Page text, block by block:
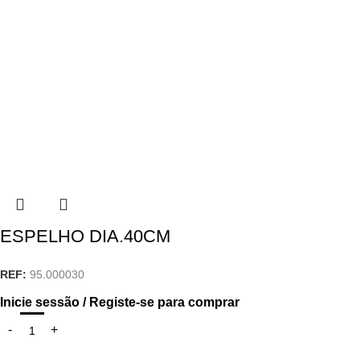
ESPELHO DIA.40CM
REF: 95.000030
Inicie sessão / Registe-se para comprar